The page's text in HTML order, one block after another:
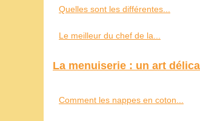
Quelles sont les différentes...
Le meilleur du chef de la...
La menuiserie : un art
Comment les nappes en coton...